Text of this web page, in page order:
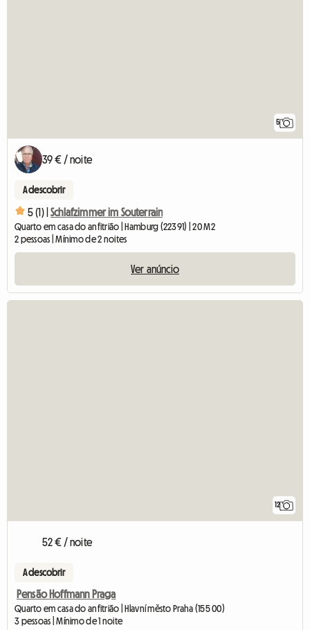
5
39 € / noite
A descobrir
5 (1) | Schlafzimmer im Souterrain
Quarto em casa do anfitrião | Hamburg (22391) | 20 M2
2 pessoas | Mínimo de 2 noites
Ver anúncio
12
52 € / noite
A descobrir
Pensão Hoffmann Praga
Quarto em casa do anfitrião | Hlavní město Praha (155 00)
3 pessoas | Mínimo de 1 noite